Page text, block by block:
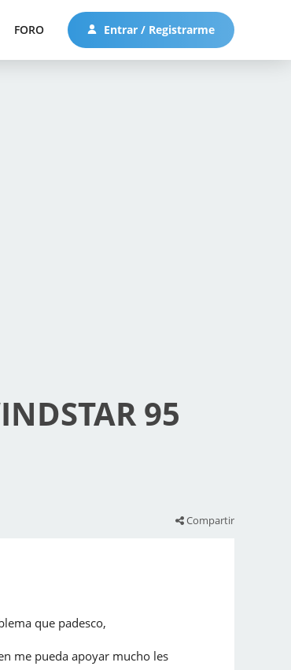
FORO Entrar / Registrarme
95
Compartir
que padesco,
me pueda apoyar mucho les